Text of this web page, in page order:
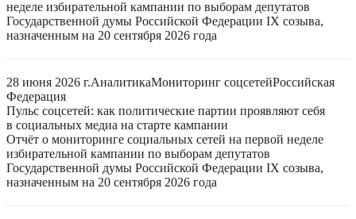
неделе избирательной кампании по выборам депутатов
Государственной думы Российской Федерации IX созыва,
назначенным на 20 сентября 2026 года
28 июня 2026 г.АналитикаМониторинг соцсетейРоссийская
Федерация
Пульс соцсетей: как политические партии проявляют себя
в социальных медиа на старте кампании
Отчёт о мониторинге социальных сетей на первой неделе
избирательной кампании по выборам депутатов
Государственной думы Российской Федерации IX созыва,
назначенным на 20 сентября 2026 года